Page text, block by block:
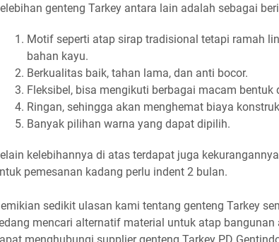
genteng Tarkey antara lain adalah sebagai
Motif seperti atap sirap tradisional tetapi ramah
bahan kayu.
Berkualitas baik, tahan lama, dan anti bocor.
Fleksibel, bisa mengikuti berbagai macam bentuk
Ringan, sehingga akan menghemat biaya
Banyak pilihan warna yang dapat dipilih.
kelebihannya di atas terdapat juga
pemesanan kadang perlu indent 2 bulan.
sedikit ulasan kami tentang genteng Tarkey
mencari alternatif material untuk atap
menghubungi supplier genteng Tarkey PD